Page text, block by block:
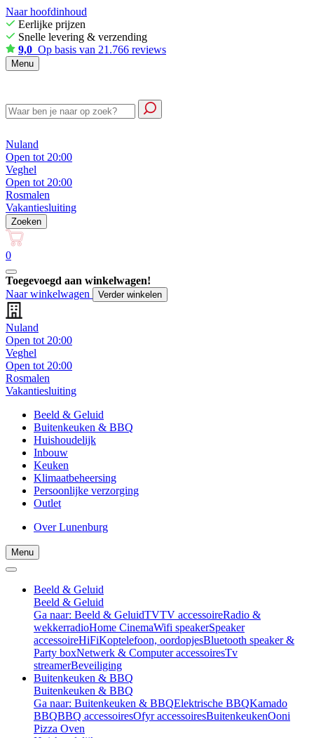
Naar hoofdinhoud
Eerlijke prijzen
Snelle levering & verzending
9,0 Op basis van 21.766 reviews
Menu
Nuland
Open tot 20:00
Veghel
Open tot 20:00
Rosmalen
Vakantiesluiting
Zoeken
0
Toegevoegd aan winkelwagen!
Naar winkelwagen
Verder winkelen
Nuland
Open tot 20:00
Veghel
Open tot 20:00
Rosmalen
Vakantiesluiting
Beeld & Geluid
Buitenkeuken & BBQ
Huishoudelijk
Inbouw
Keuken
Klimaatbeheersing
Persoonlijke verzorging
Outlet
Over Lunenburg
Menu
Beeld & Geluid
Beeld & Geluid
Ga naar: Beeld & GeluidTVTV accessoireRadio &
wekkerradioHome CinemaWifi speakerSpeaker
accessoireHiFiKoptelefoon, oordopjesBluetooth speaker &
Party boxNetwerk & Computer accessoiresTv
streamerBeveiliging
Buitenkeuken & BBQ
Buitenkeuken & BBQ
Ga naar: Buitenkeuken & BBQElektrische BBQKamado
BBQBBQ accessoiresOfyr accessoiresBuitenkeukenOoni
Pizza Oven